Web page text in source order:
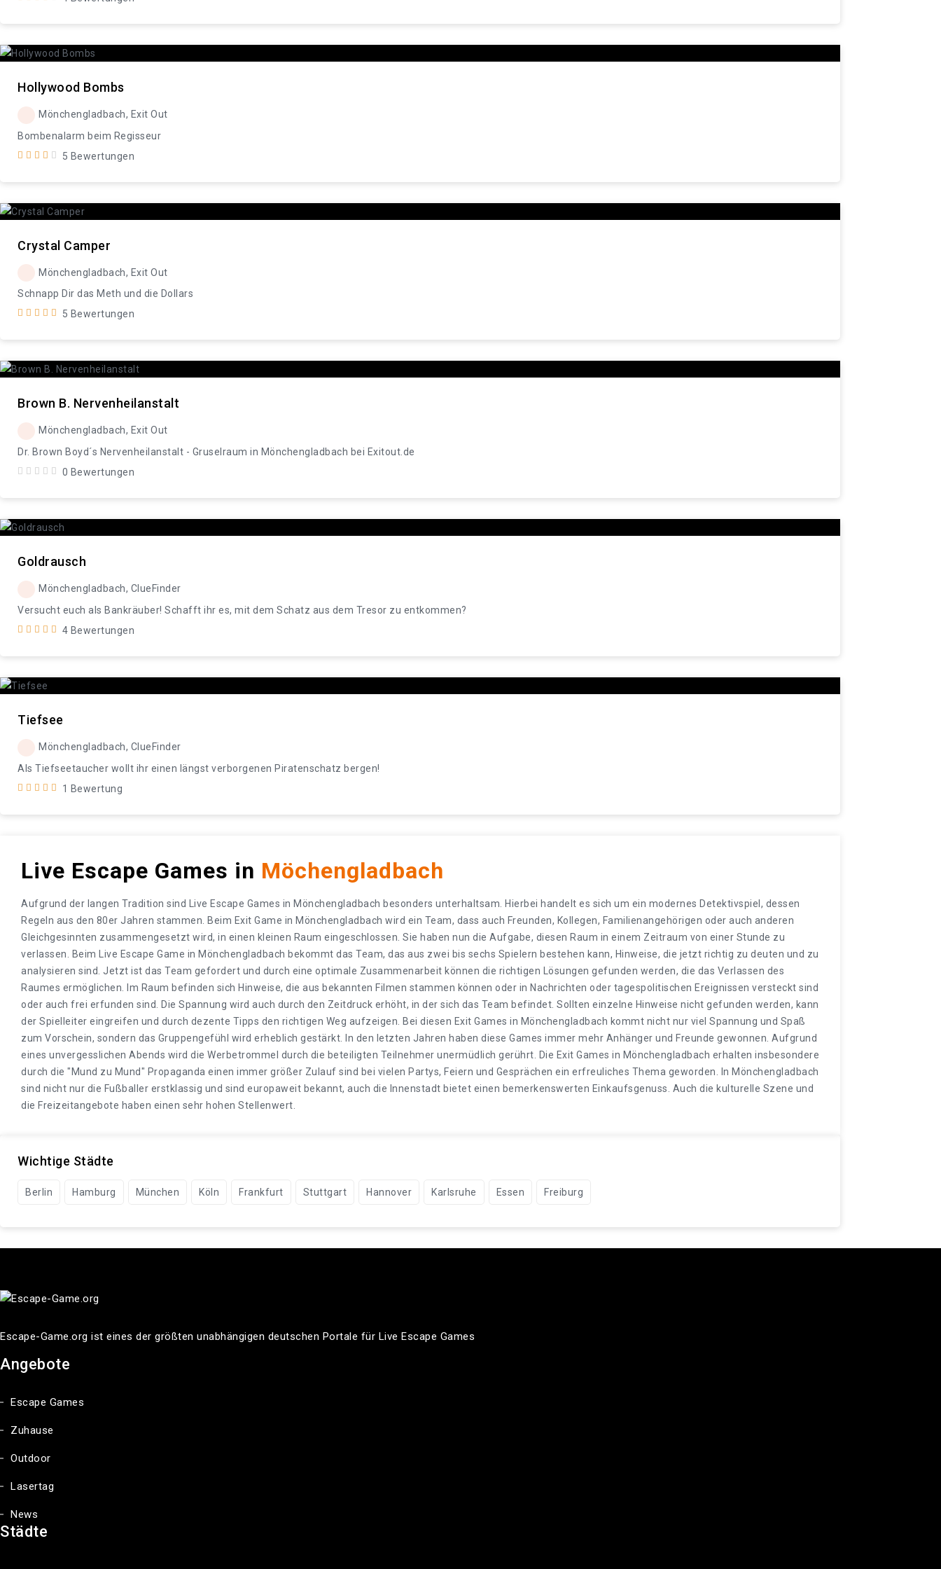
Hollywood Bombs
Mönchengladbach, Exit Out
Bombenalarm beim Regisseur
5 Bewertungen
Crystal Camper
Mönchengladbach, Exit Out
Schnapp Dir das Meth und die Dollars
5 Bewertungen
Brown B. Nervenheilanstalt
Mönchengladbach, Exit Out
Dr. Brown Boyd´s Nervenheilanstalt - Gruselraum in Mönchengladbach bei Exitout.de
0 Bewertungen
Goldrausch
Mönchengladbach, ClueFinder
Versucht euch als Bankräuber! Schafft ihr es, mit dem Schatz aus dem Tresor zu entkommen?
4 Bewertungen
Tiefsee
Mönchengladbach, ClueFinder
Als Tiefseetaucher wollt ihr einen längst verborgenen Piratenschatz bergen!
1 Bewertung
Live Escape Games in Möchengladbach
Aufgrund der langen Tradition sind Live Escape Games in Mönchengladbach besonders unterhaltsam. Hierbei handelt es sich um ein modernes Detektivspiel, dessen
Regeln aus den 80er Jahren stammen. Beim Exit Game in Mönchengladbach wird ein Team, dass auch Freunden, Kollegen, Familienangehörigen oder auch anderen
Gleichgesinnten zusammengesetzt wird, in einen kleinen Raum eingeschlossen. Sie haben nun die Aufgabe, diesen Raum in einem Zeitraum von einer Stunde zu
verlassen. Beim Live Escape Game in Mönchengladbach bekommt das Team, das aus zwei bis sechs Spielern bestehen kann, Hinweise, die jetzt richtig zu deuten und zu
analysieren sind. Jetzt ist das Team gefordert und durch eine optimale Zusammenarbeit können die richtigen Lösungen gefunden werden, die das Verlassen des
Raumes ermöglichen. Im Raum befinden sich Hinweise, die aus bekannten Filmen stammen können oder in Nachrichten oder tagespolitischen Ereignissen versteckt sind
oder auch frei erfunden sind. Die Spannung wird auch durch den Zeitdruck erhöht, in der sich das Team befindet. Sollten einzelne Hinweise nicht gefunden werden, kann
der Spielleiter eingreifen und durch dezente Tipps den richtigen Weg aufzeigen. Bei diesen Exit Games in Mönchengladbach kommt nicht nur viel Spannung und Spaß
zum Vorschein, sondern das Gruppengefühl wird erheblich gestärkt. In den letzten Jahren haben diese Games immer mehr Anhänger und Freunde gewonnen. Aufgrund
eines unvergesslichen Abends wird die Werbetrommel durch die beteiligten Teilnehmer unermüdlich gerührt. Die Exit Games in Mönchengladbach erhalten insbesondere
durch die "Mund zu Mund" Propaganda einen immer größer Zulauf sind bei vielen Partys, Feiern und Gesprächen ein erfreuliches Thema geworden. In Mönchengladbach
sind nicht nur die Fußballer erstklassig und sind europaweit bekannt, auch die Innenstadt bietet einen bemerkenswerten Einkaufsgenuss. Auch die kulturelle Szene und
die Freizeitangebote haben einen sehr hohen Stellenwert.
Wichtige Städte
Berlin Hamburg München Köln Frankfurt Stuttgart Hannover Karlsruhe Essen Freiburg
Escape-Game.org ist eines der größten unabhängigen deutschen Portale für Live Escape Games
Angebote
Escape Games
Zuhause
Outdoor
Lasertag
News
Städte